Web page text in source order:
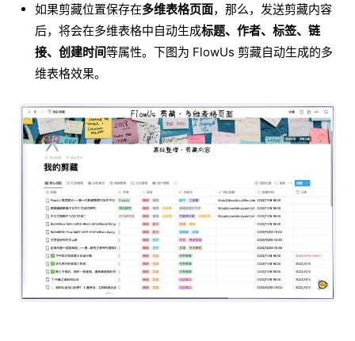
如果剪藏位置保存在多维表格页面，那么，发送剪藏内容
后，将会在多维表格中自动生成标题、作者、标签、链
接、创建时间等属性。下图为 FlowUs 剪藏自动生成的多
维表格效果。